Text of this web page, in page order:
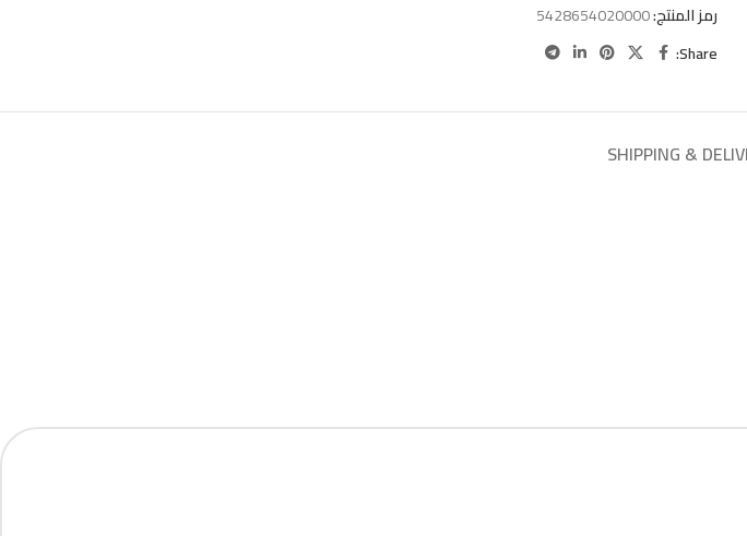
رمز المنتج:5428654020000
Share:
SHIPPING &